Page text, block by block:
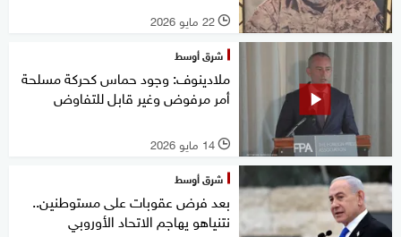
l 22 مايو 2026
شرق أوسط
ملادينوف: وجود حماس كحركة مسلحة
أمر مرفوض وغير قابل للتفاوض
l 14 مايو 2026
شرق أوسط
بعد فرض عقوبات على مستوطنين..
نتنياهو يهاجم الاتحاد الأوروبي